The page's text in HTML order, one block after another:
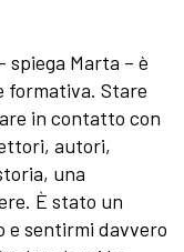
spiega Marta – è
formativa. Stare
in contatto con
autori,
una
È stato un
e sentirmi davvero